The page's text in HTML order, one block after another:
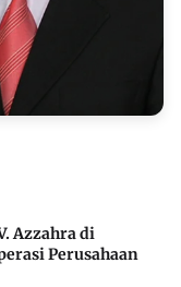
Azzahra di
Perusahaan